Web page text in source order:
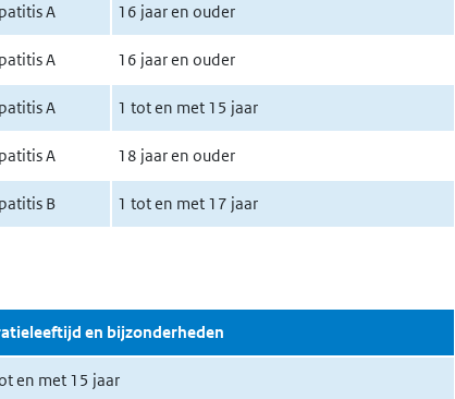
A 16 jaar en ouder
A 16 jaar en ouder
A 1 tot en met 15 jaar
A 18 jaar en ouder
B 1 tot en met 17 jaar
en bijzonderheden
en met 15 jaar